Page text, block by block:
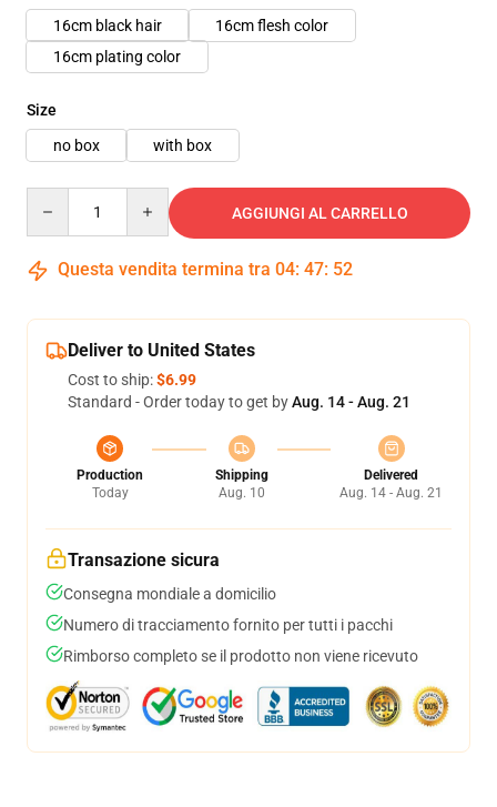
16cm black hair
16cm flesh color
16cm plating color
Size
no box
with box
AGGIUNGI AL CARRELLO
Questa vendita termina tra 04: 47: 50
Deliver to United States
Cost to ship:$6.99
Standard - Order today to get byAug. 14 - Aug. 21
Production
Today
Shipping
Aug. 10
Delivered
Aug. 14 - Aug. 21
Transazione sicura
Consegna mondiale a domicilio
Numero di tracciamento fornito per tutti i pacchi
Rimborso completo se il prodotto non viene ricevuto